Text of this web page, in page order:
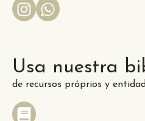
Usa nuestra
de recursos próprios y